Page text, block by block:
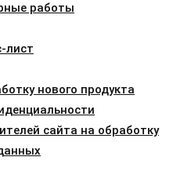
работы
лист
нового продукта
сайта на обработку